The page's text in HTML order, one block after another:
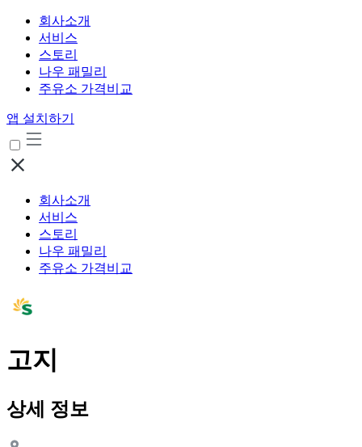
회사소개
서비스
스토리
나우 패밀리
주유소 가격비교
앱 설치하기
회사소개
서비스
스토리
나우 패밀리
주유소 가격비교
고지
상세 정보